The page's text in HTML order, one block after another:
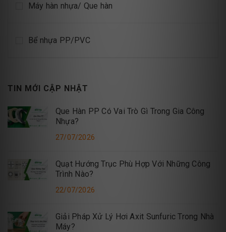
Máy hàn nhựa/ Que hàn
Bể nhựa PP/PVC
TIN MỚI CẬP NHẬT
Que Hàn PP Có Vai Trò Gì Trong Gia Công
Nhựa?
27/07/2026
Quạt Hướng Trục Phù Hợp Với Những Công
Trình Nào?
22/07/2026
Giải Pháp Xử Lý Hơi Axit Sunfuric Trong Nhà
Máy?